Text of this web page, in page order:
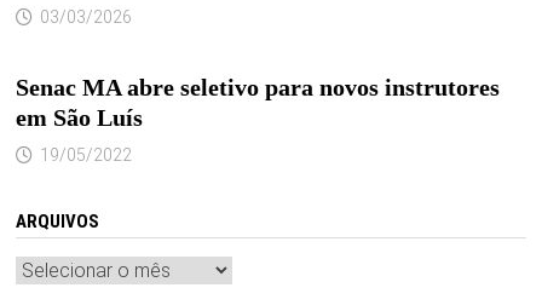
03/03/2026
Senac MA abre seletivo para novos instrutores
em São Luís
19/05/2022
ARQUIVOS
Arquivos